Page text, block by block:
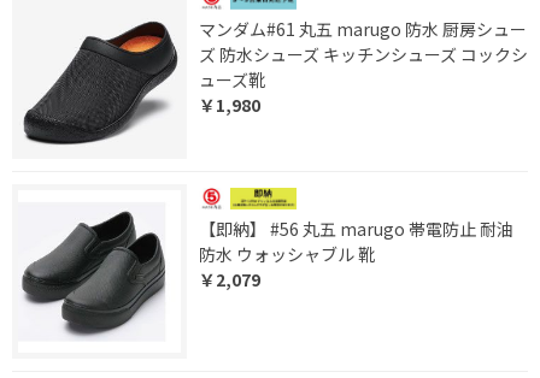
マンダム#61 丸五 marugo 防水 厨房シュー
ズ 防水シューズ キッチンシューズ コックシ
ューズ靴
￥1,980
【即納】 #56 丸五 marugo 帯電防止 耐油
防水 ウォッシャブル 靴
￥2,079